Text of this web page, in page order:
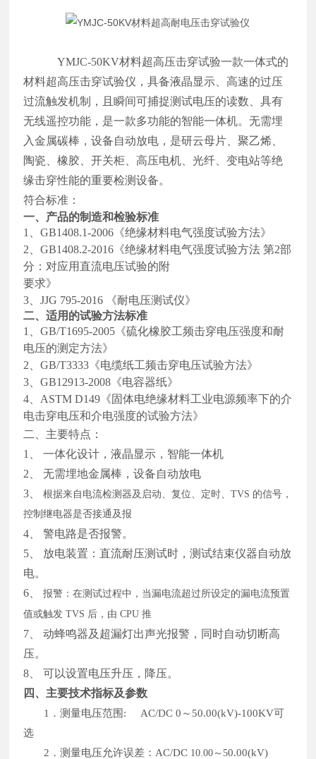
YMJC-50KV材料超高压击穿试验一款一体式的
材料超高压击穿试验仪，具备液晶显示、高速的过压
过流触发机制 ， 且瞬间可捕捉测试电压的读数 、具有
无线遥控功能，是一款多功能的智能一体机。无需埋
入金属碳棒，设备自动放电，是研云母片 、聚乙烯、
陶瓷、橡胶 、开关柜、高压电机、光纤、变电站等绝
缘击穿性能的重要检测设备。
符合标准：
一、产品的制造和检验标准
1
、GB1408.1-2006 《绝缘材料电气强度试验方法》
2 、GB1408.2-2016《绝缘材料电气强度试验方法 第2部
分：对应用直流电压试验的附
要求》
3 、JJG 795-2016
《耐电压测试仪》
二、适用的试验方法标准
1
、GB/T1695-2005 《硫化橡胶工频击穿电压强度和耐
电压的测定方法》
2 、GB/T3333 《电缆纸工频击穿电压试验方法》
3 、GB12913-2008 《电容器纸》
4
ASTM D149 《固体电绝缘材料工业电源频率下的介
电击穿电压和介电强度的试验方法》
二、主要特点：
1、一体化设计，液晶显示，智能一体机
2、无需埋地金属棒，设备自动放电
3、根据来自电流检测器及启动、复位、定时、TVS 的信号，
控制继电器是否接通及报
4、警电路是否报警。
5、 放电装置：直流耐压测试时，测试结束仪器自动放
电。
6、报警：在测试过程中，当漏电流超过所设定的漏电流预置
值或触发 TVS 后，由 CPU 推
7、动蜂鸣器及超漏灯出声光报警，同时自动切断高
压。
8、可以设置电压升压，降压。
四、主要技术指标及参数
1 ．测量电压范围 : AC/DC0～50.00(kV)-100KV可
选
2 ．测量电压允许误差： AC/DC 10.00～50.00(kV)